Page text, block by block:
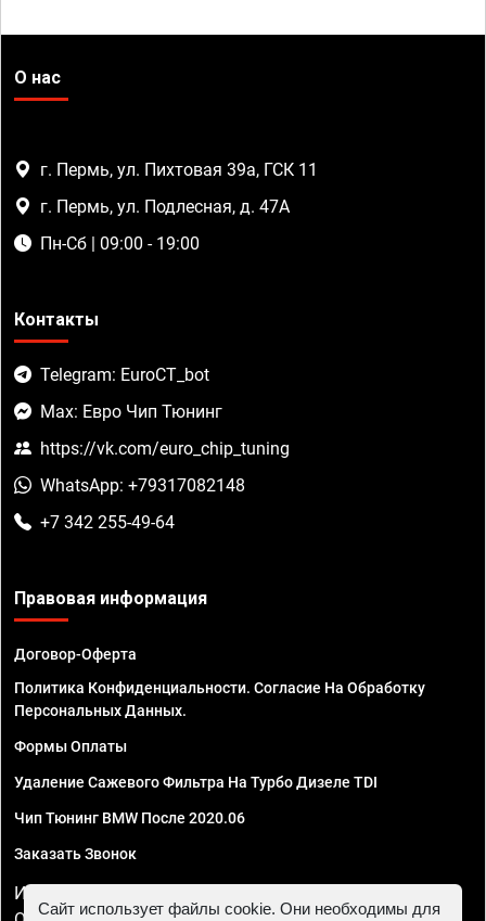
О нас
г. Пермь, ул. Пихтовая 39а, ГСК 11
г. Пермь, ул. Подлесная, д. 47А
Пн-Сб | 09:00 - 19:00
Контакты
Telegram: EuroCT_bot
Max: Евро Чип Тюнинг
https://vk.com/euro_chip_tuning
WhatsApp: +79317082148
+7 342 255-49-64
Правовая информация
Договор-Оферта
Политика Конфиденциальности. Согласие На Обработку
Персональных Данных.
Формы Оплаты
Удаление Сажевого Фильтра На Турбо Дизеле TDI
Чип Тюнинг BMW После 2020.06
Заказать Звонок
ИП Смирнов Георгий Павлович. ИНН 781302555843,
Сайт использует файлы cookie. Они необходимы для